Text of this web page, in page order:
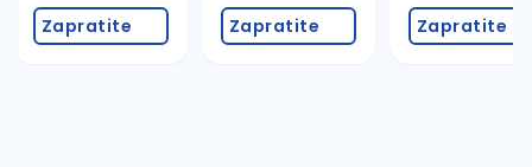
Zapratite Zapratite Zapratite